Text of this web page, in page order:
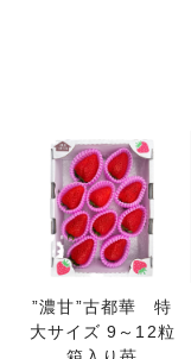
”濃甘”古都華 特
大サイズ 9～12粒